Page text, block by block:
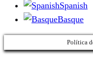
Spanish
Basque
Política